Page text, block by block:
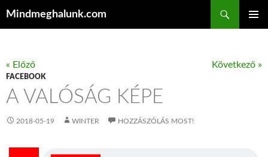
Mindmeghalunk.com
« Előző Következő »
FACEBOOK
A VALÓSÁG KÉPE
2018-05-19 WINTER HOZZÁSZÓLÁS MOST!